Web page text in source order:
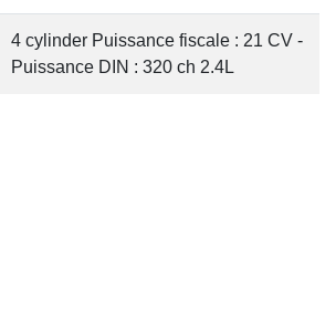
4 cylinder Puissance fiscale : 21 CV -
Puissance DIN : 320 ch 2.4L